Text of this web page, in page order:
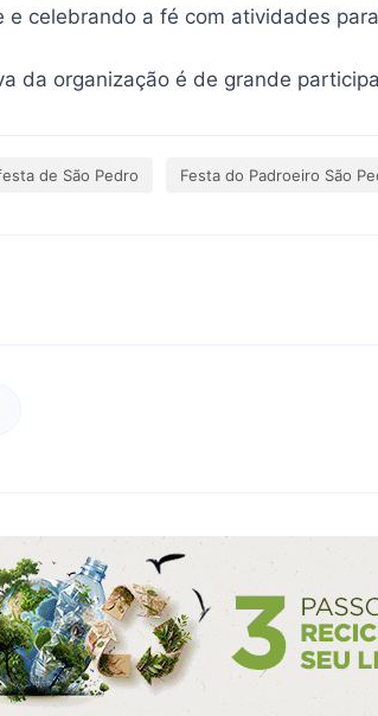
e celebrando a fé com atividades
da organização é de grande
de São Pedro Festa do Padroeiro São